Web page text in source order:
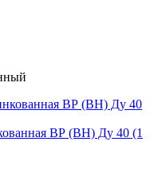
ВР (ВН) Ду 40 (1